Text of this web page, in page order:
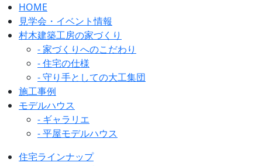
HOME
見学会・イベント情報
村木建築工房の家づくり
- 家づくりへのこだわり
- 住宅の仕様
- 守り手としての大工集団
施工事例
モデルハウス
- ギャラリエ
- 平屋モデルハウス
住宅ラインナップ